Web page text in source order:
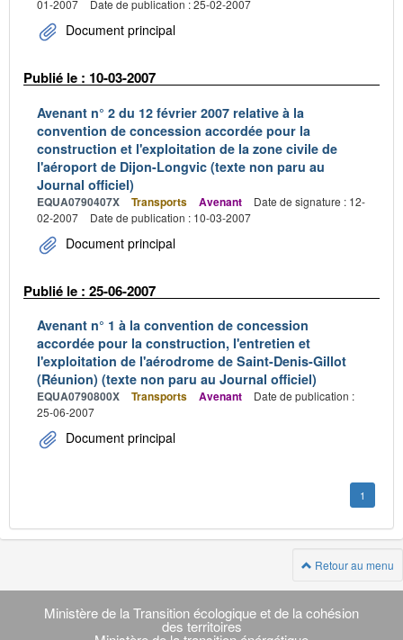
01-2007
Date de publication : 25-02-2007
Document principal
Publié le : 10-03-2007
Avenant n° 2 du 12 février 2007 relative à la
convention de concession accordée pour la
construction et l'exploitation de la zone civile de
l'aéroport de Dijon-Longvic (texte non paru au
Journal officiel)
EQUA0790407X Transports Avenant
Date de signature : 12-
02-2007
Date de publication : 10-03-2007
Document principal
Publié le : 25-06-2007
Avenant n° 1 à la convention de concession
accordée pour la construction, l'entretien et
l'exploitation de l'aérodrome de Saint-Denis-Gillot
(Réunion) (texte non paru au Journal officiel)
EQUA0790800X Transports Avenant
Date de publication :
25-06-2007
Document principal
1
Retour au menu
Navigation
transverse
Ministère de la Transition écologique et de la cohésion
des territoires